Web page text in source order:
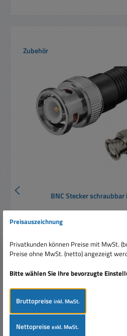
Produktgalerie überspringen
Zubehör
BNC Stecker
Preisauszeichnung
Privatkunden können Preise mit MwSt.
Preise ohne MwSt. (netto) angezeigt
Bitte wählen Sie Ihre bevorzugte
Bruttopreiseinkl. MwSt.
Nettopreiseexkl. MwSt.